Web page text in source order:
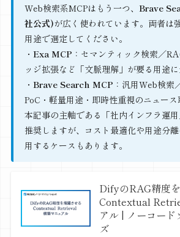
Web検索系MCPはもう一つ、 Brave
社公式)が広く使われています。両者は
用途で選定してください。
・ Exa MCP ：セマンティック検索／
ッジ拡張など「文脈理解」が要る用途
・ Brave Search MCP ：汎用Web検索
PoC・軽量用途・即時性重視のニュース
本記事の主軸である「社内インフラ運
推奨しますが、コスト最適化や用途分
用するケースもあります。
DifyのRAG精度
Contextual
アル | ノーコー
ズ